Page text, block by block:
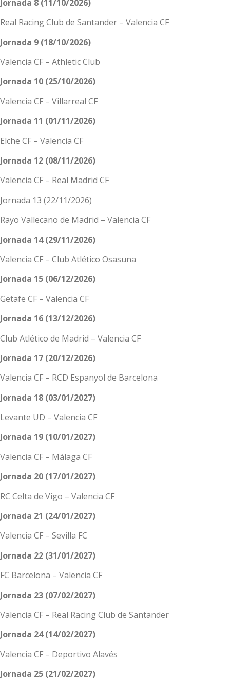
Jornada 8 (11/10/2026)
Real Racing Club de Santander – Valencia CF
Jornada 9 (18/10/2026)
Valencia CF – Athletic Club
Jornada 10 (25/10/2026)
Valencia CF – Villarreal CF
Jornada 11 (01/11/2026)
Elche CF – Valencia CF
Jornada 12 (08/11/2026)
Valencia CF – Real Madrid CF
Jornada 13 (22/11/2026)
Rayo Vallecano de Madrid – Valencia CF
Jornada 14 (29/11/2026)
Valencia CF – Club Atlético Osasuna
Jornada 15 (06/12/2026)
Getafe CF – Valencia CF
Jornada 16 (13/12/2026)
Club Atlético de Madrid – Valencia CF
Jornada 17 (20/12/2026)
Valencia CF – RCD Espanyol de Barcelona
Jornada 18 (03/01/2027)
Levante UD – Valencia CF
Jornada 19 (10/01/2027)
Valencia CF – Málaga CF
Jornada 20 (17/01/2027)
RC Celta de Vigo – Valencia CF
Jornada 21 (24/01/2027)
Valencia CF – Sevilla FC
Jornada 22 (31/01/2027)
FC Barcelona – Valencia CF
Jornada 23 (07/02/2027)
Valencia CF – Real Racing Club de Santander
Jornada 24 (14/02/2027)
Valencia CF – Deportivo Alavés
Jornada 25 (21/02/2027)